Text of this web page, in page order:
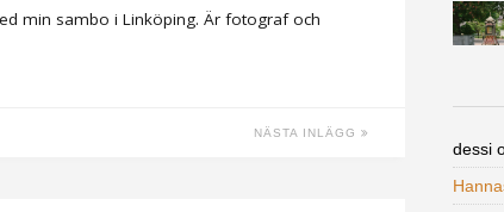
min sambo i Linköping. Är fotograf och
NÄSTA INLÄGG
dessi